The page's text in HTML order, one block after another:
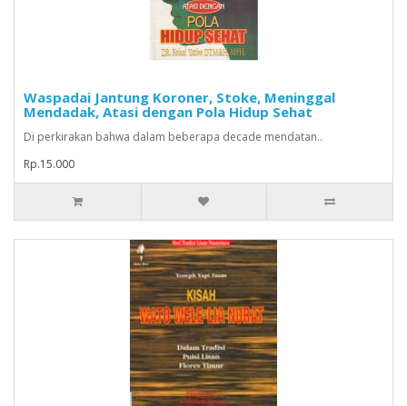
Waspadai Jantung Koroner, Stoke, Meninggal
Mendadak, Atasi dengan Pola Hidup Sehat
Di perkirakan bahwa dalam beberapa decade mendatan..
Rp.15.000